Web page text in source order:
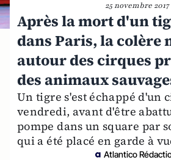
25 novembre 2017
Après la mort d'un
dans Paris, la colère
autour des cirques
des animaux
Un tigre s'est échappé d'un
vendredi, avant d'être
pompe dans un square par
qui a été placé en garde à
Atlantico